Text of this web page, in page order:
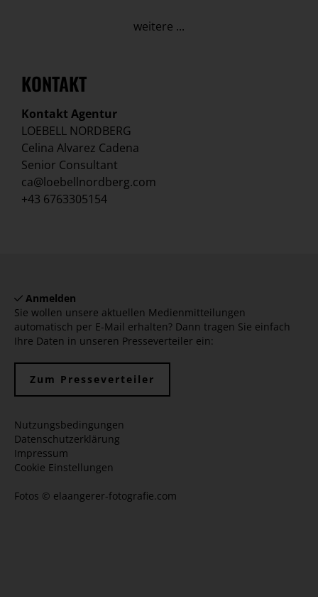
weitere ...
KONTAKT
Kontakt Agentur
LOEBELL NORDBERG
Celina Alvarez Cadena
Senior Consultant
ca@loebellnordberg.com
+43 6763305154
Anmelden
Sie wollen unsere aktuellen Medienmitteilungen
automatisch per E-Mail erhalten? Dann tragen Sie einfach
Ihre Daten in unseren Presseverteiler ein:
Zum Presseverteiler
Nutzungsbedingungen
Datenschutzerklärung
Impressum
Cookie Einstellungen
Fotos © elaangerer-fotografie.com